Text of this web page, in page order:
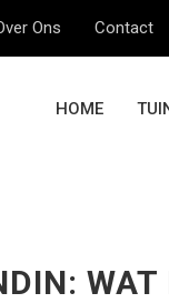
Ons Contact
HOME
WAT